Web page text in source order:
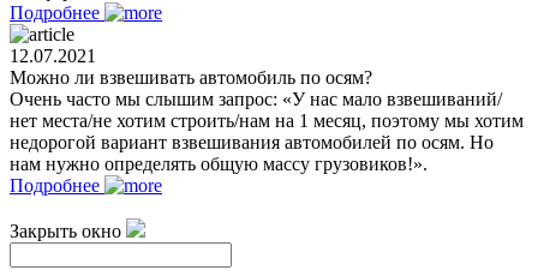
Подробнее
12.07.2021
Можно ли взвешивать автомобиль по осям?
Очень часто мы слышим запрос: «У нас мало взвешиваний/
нет места/не хотим строить/нам на 1 месяц, поэтому мы хотим
недорогой вариант взвешивания автомобилей по осям. Но
нам нужно определять общую массу грузовиков!».
Подробнее
Закрыть окно